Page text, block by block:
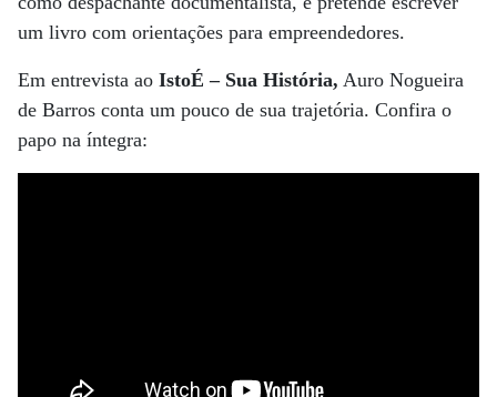
um livro com orientações para empreendedores.
Em entrevista ao IstoÉ – Sua História, Auro Nogueira
de Barros conta um pouco de sua trajetória. Confira o
papo na íntegra: